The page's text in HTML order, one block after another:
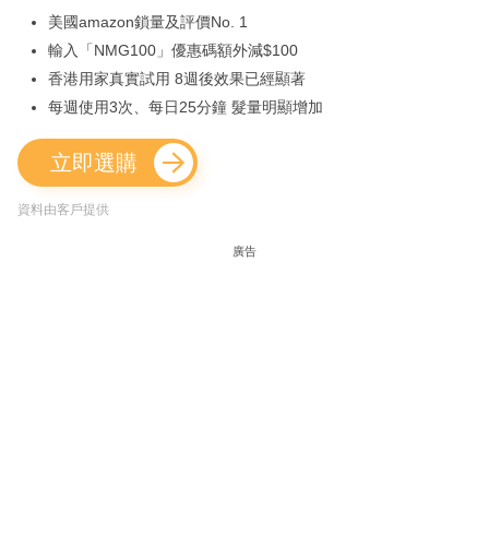
美國amazon鎖量及評價No. 1
輸入「NMG100」優惠碼額外減$100
香港用家真實試用 8週後效果已經顯著
每週使用3次、每日25分鐘 髮量明顯增加
立即選購
資料由客戶提供
廣告